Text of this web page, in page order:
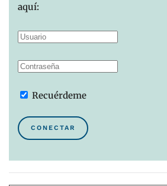
aquí:
Recuérdeme
CONECTAR